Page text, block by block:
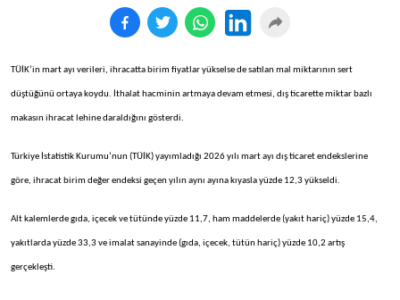
TÜİK’in mart ayı verileri, ihracatta birim fiyatlar yükselse de satılan mal miktarının sert
düştüğünü ortaya koydu. İthalat hacminin artmaya devam etmesi, dış ticarette miktar bazlı
makasın ihracat lehine daraldığını gösterdi.
Türkiye İstatistik Kurumu’nun (TÜİK) yayımladığı 2026 yılı mart ayı dış ticaret endekslerine
göre, ihracat birim değer endeksi geçen yılın aynı ayına kıyasla yüzde 12,3 yükseldi.
Alt kalemlerde gıda, içecek ve tütünde yüzde 11,7, ham maddelerde (yakıt hariç) yüzde 15,4,
yakıtlarda yüzde 33,3 ve imalat sanayinde (gıda, içecek, tütün hariç) yüzde 10,2 artış
gerçekleşti.